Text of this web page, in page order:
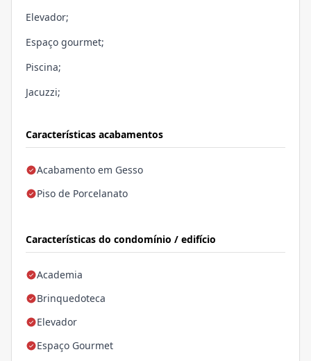
Características acabamentos
Acabamento em Gesso
Piso de Porcelanato
Características do condomínio / edifício
Academia
Brinquedoteca
Elevador
Espaço Gourmet
Elevador;
Espaço gourmet;
Piscina;
Jacuzzi;